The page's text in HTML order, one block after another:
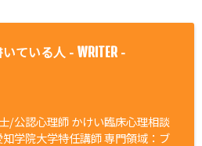
ている人 - WRITER -
/公認心理師 かけい臨床心理相談
学院大学特任講師 専門領域：ブ